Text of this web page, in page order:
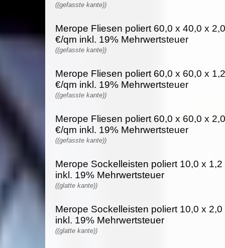
((gefasste kante))
Merope Fliesen poliert 60,0 x 40,0 x
€/qm inkl. 19% Mehrwertsteuer
((gefasste kante))
Merope Fliesen poliert 60,0 x 60,0 x
€/qm inkl. 19% Mehrwertsteuer
((gefasste kante))
Merope Fliesen poliert 60,0 x 60,0 x
€/qm inkl. 19% Mehrwertsteuer
((gefasste kante))
Merope Sockelleisten poliert 10,0 x
inkl. 19% Mehrwertsteuer
((glatte kante))
Merope Sockelleisten poliert 10,0 x
inkl. 19% Mehrwertsteuer
((glatte kante))